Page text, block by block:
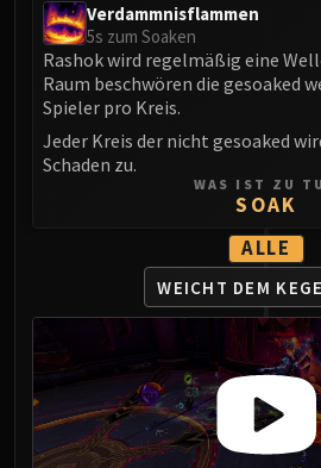
The Forgotten
Assault of the
Rashok, the
Magmorax
Echo of
Scalecommander
VAULT
Eranog
Terros
Sennarth
Primal
Dathea
Kurog
Diurna
Verdammnisflammen
5s zum Soaken
Rashok wird regelmäßig eine
Raum beschwören die gesoaked
Spieler pro Kreis.
Jeder Kreis der nicht gesoaked
Schaden zu.
WAS IST ZU
SOAK
ALLE
WEICHT DEM